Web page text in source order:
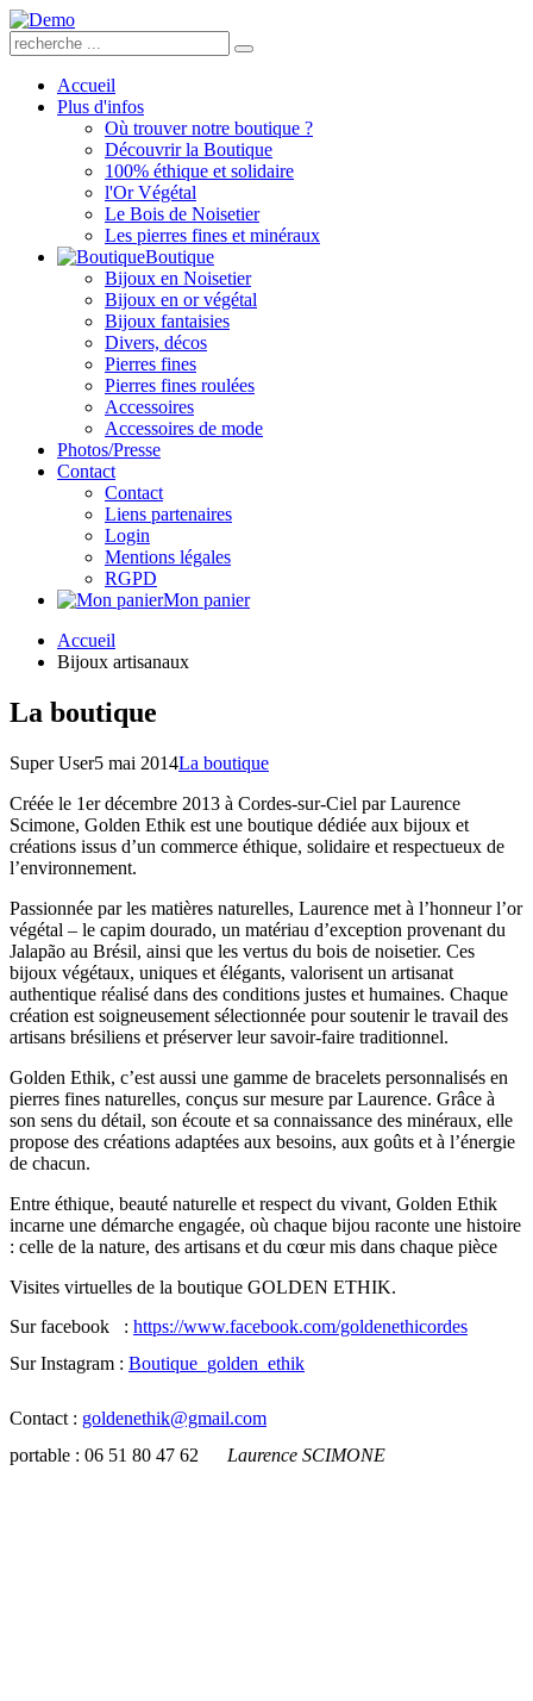
Accueil
Plus d'infos
Où trouver notre boutique ?
Découvrir la Boutique
100% éthique et solidaire
l'Or Végétal
Le Bois de Noisetier
Les pierres fines et minéraux
Boutique
Bijoux en Noisetier
Bijoux en or végétal
Bijoux fantaisies
Divers, décos
Pierres fines
Pierres fines roulées
Accessoires
Accessoires de mode
Photos/Presse
Contact
Contact
Liens partenaires
Login
Mentions légales
RGPD
Mon panier
Accueil
Bijoux artisanaux
La boutique
Super User5 mai 2014La boutique
Créée le 1er décembre 2013 à Cordes-sur-Ciel par Laurence
Scimone, Golden Ethik est une boutique dédiée aux bijoux et
créations issus d’un commerce éthique, solidaire et respectueux de
l’environnement.
Passionnée par les matières naturelles, Laurence met à l’honneur l’or
végétal – le capim dourado, un matériau d’exception provenant du
Jalapão au Brésil, ainsi que les vertus du bois de noisetier. Ces
bijoux végétaux, uniques et élégants, valorisent un artisanat
authentique réalisé dans des conditions justes et humaines. Chaque
création est soigneusement sélectionnée pour soutenir le travail des
artisans brésiliens et préserver leur savoir-faire traditionnel.
Golden Ethik, c’est aussi une gamme de bracelets personnalisés en
pierres fines naturelles, conçus sur mesure par Laurence. Grâce à
son sens du détail, son écoute et sa connaissance des minéraux, elle
propose des créations adaptées aux besoins, aux goûts et à l’énergie
de chacun.
Entre éthique, beauté naturelle et respect du vivant, Golden Ethik
incarne une démarche engagée, où chaque bijou raconte une histoire
: celle de la nature, des artisans et du cœur mis dans chaque pièce
Visites virtuelles de la boutique GOLDEN ETHIK.
Sur facebook
: https://www.facebook.com/goldenethicordes
Sur Instagram : Boutique_golden_ ethik
Contact : goldenethik@gmail.com
portable : 06 51 80 47 62 Laurence SCIMONE